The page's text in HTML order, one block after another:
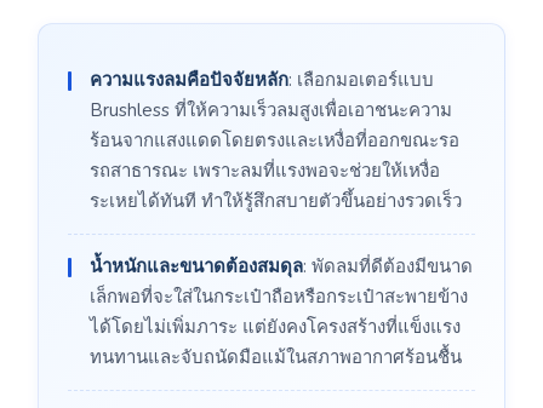
ความแรงลมคือปัจจัยหลัก: เลือกมอเตอร์แบบ
Brushless ที่ให้ความเร็วลมสูงเพื่อเอาชนะความ
ร้อนจากแสงแดดโดยตรงและเหงื่อที่ออกขณะรอ
รถสาธารณะ เพราะลมที่แรงพอจะช่วยให้เหงื่อ
ระเหยได้ทันที ทำให้รู้สึกสบายตัวขึ้นอย่างรวดเร็ว
น้ำหนักและขนาดต้องสมดุล: พัดลมที่ดีต้องมีขนาด
เล็กพอที่จะใส่ในกระเป๋าถือหรือกระเป๋าสะพายข้าง
ได้โดยไม่เพิ่มภาระ แต่ยังคงโครงสร้างที่แข็งแรง
ทนทานและจับถนัดมือแม้ในสภาพอากาศร้อนชื้น